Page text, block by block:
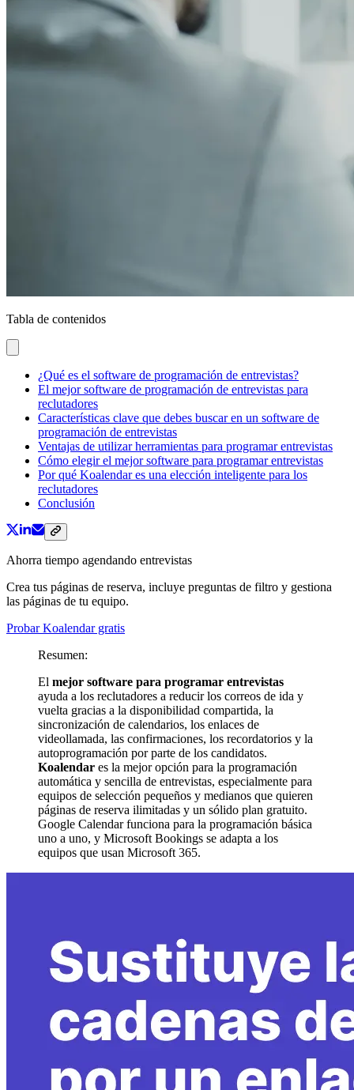
Tabla de contenidos
¿Qué es el software de programación de entrevistas?
El mejor software de programación de entrevistas para
reclutadores
Características clave que debes buscar en un software de
programación de entrevistas
Ventajas de utilizar herramientas para programar entrevistas
Cómo elegir el mejor software para programar entrevistas
Por qué Koalendar es una elección inteligente para los
reclutadores
Conclusión
Ahorra tiempo agendando entrevistas
Crea tus páginas de reserva, incluye preguntas de filtro y gestiona
las páginas de tu equipo.
Probar Koalendar gratis
Resumen:
El mejor software para programar entrevistas
ayuda a los reclutadores a reducir los correos de ida y
vuelta gracias a la disponibilidad compartida, la
sincronización de calendarios, los enlaces de
videollamada, las confirmaciones, los recordatorios y la
autoprogramación por parte de los candidatos.
Koalendar es la mejor opción para la programación
automática y sencilla de entrevistas, especialmente para
equipos de selección pequeños y medianos que quieren
páginas de reserva ilimitadas y un sólido plan gratuito.
Google Calendar funciona para la programación básica
uno a uno, y Microsoft Bookings se adapta a los
equipos que usan Microsoft 365.